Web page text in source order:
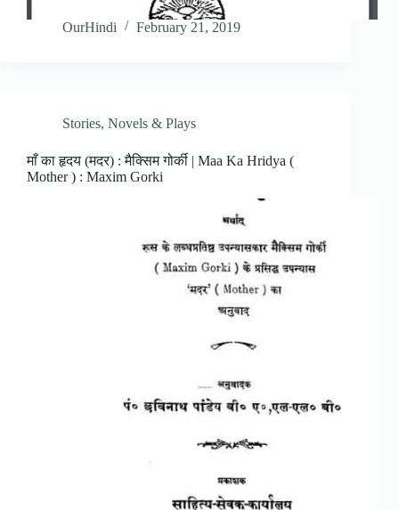
OurHindi February 21, 2019
Stories, Novels & Plays
माँ का हृदय (मदर) : मैक्सिम गोर्की | Maa Ka Hridya (
Mother ) : Maxim Gorki